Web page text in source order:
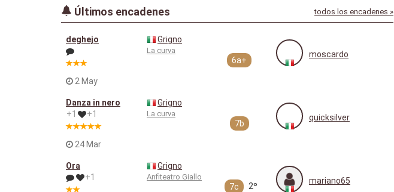
Últimos encadenes todos los encadenes »
deghejo
2 May
Grigno
La curva
6a+
moscardo
Danza in nero
+1
+1
24 Mar
Grigno
La curva
7b
quicksilver
Ora
+1
Grigno
Anfiteatro Giallo
7c 2º
mariano65